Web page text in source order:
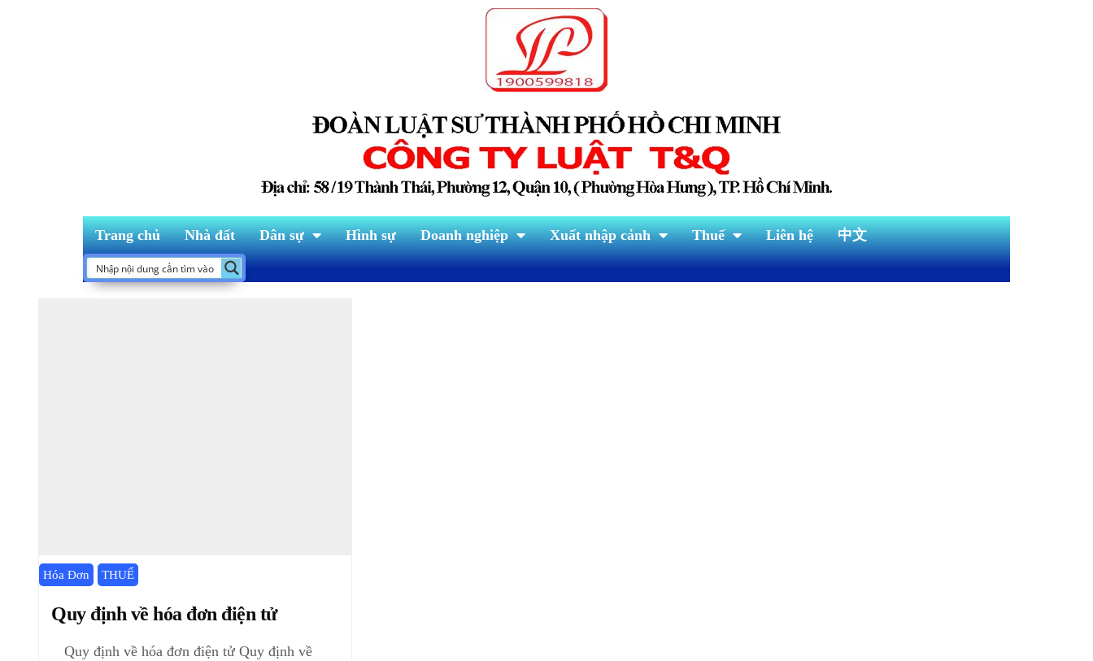
Trang chủ Nhà đất Dân sự Hình sự Doanh nghiệp Xuất nhập cảnh Thuế Liên hệ 中文
Hóa Đơn THUẾ
Quy định về hóa đơn điện tử
Quy định về hóa đơn điện tử Quy định về